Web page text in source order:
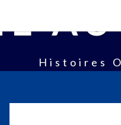
Histoires